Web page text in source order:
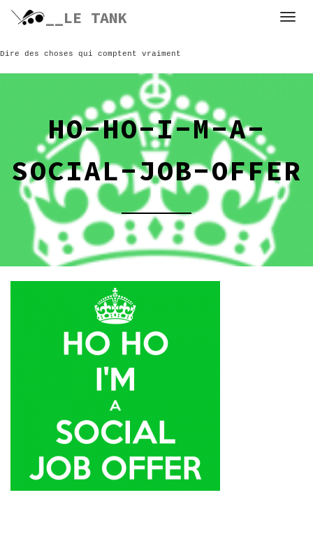
Skip
__LE TANK
Dire des choses qui comptent vraiment
HO-HO-I-M-A-
SOCIAL-JOB-OFFER